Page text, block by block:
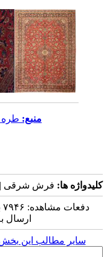
منبع:طره
ها:فرش شرقی |
دفعات مشاهده: ۷۹۴۶ بار |
ارسال به
سایر مطالب این بخش